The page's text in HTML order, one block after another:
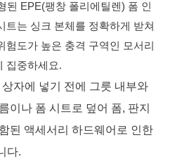
된 EPE(팽창 폴리에틸렌) 폼 인
트는 싱크 본체를 정확하게 받쳐
험도가 높은 충격 구역인 모서리
집중하세요.
자에 넣기 전에 그릇 내부와
이나 폼 시트로 덮어 폼, 판지
된 액세서리 하드웨어로 인한
다.